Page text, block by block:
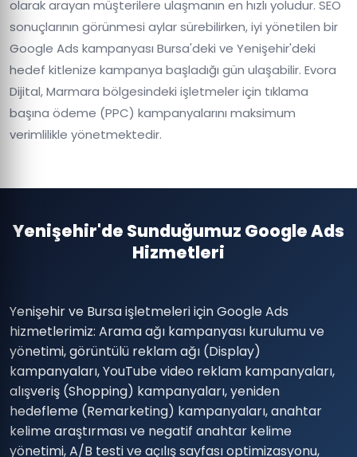
olarak arayan müşterilere ulaşmanın en hızlı yoludur. SEO
sonuçlarının görünmesi aylar sürebilirken, iyi yönetilen bir
Google Ads kampanyası Bursa'deki ve Yenişehir'deki
hedef kitlenize kampanya başladığı gün ulaşabilir. Evora
Dijital, Marmara bölgesindeki işletmeler için tıklama
başına ödeme (PPC) kampanyalarını maksimum
verimlilikle yönetmektedir.
Yenişehir'de Sunduğumuz Google Ads
Hizmetleri
Yenişehir ve Bursa işletmeleri için Google Ads
hizmetlerimiz: Arama ağı kampanyası kurulumu ve
yönetimi, görüntülü reklam ağı (Display)
kampanyaları, YouTube video reklam kampanyaları,
alışveriş (Shopping) kampanyaları, yeniden
hedefleme (Remarketing) kampanyaları, anahtar
kelime araştırması ve negatif anahtar kelime
yönetimi, A/B testi ve açılış sayfası optimizasyonu,